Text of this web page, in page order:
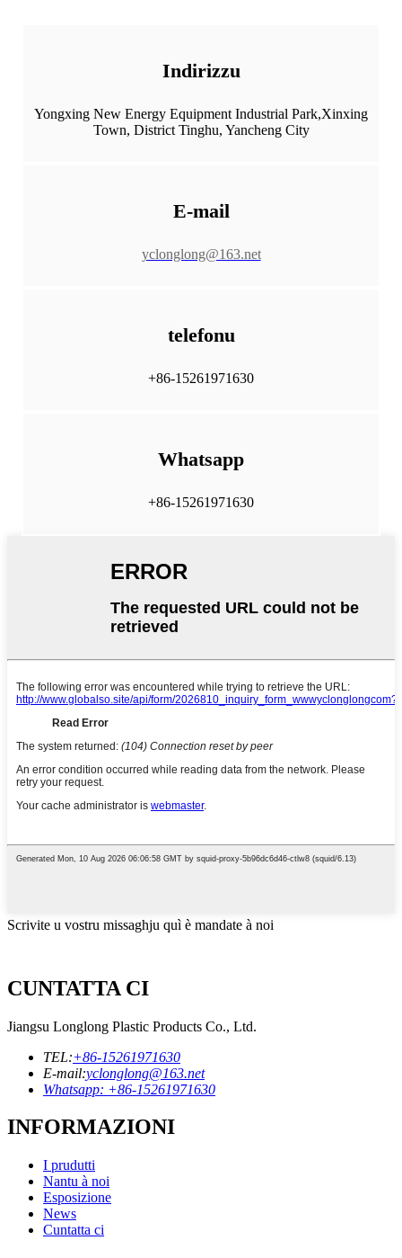
Indirizzu
Yongxing New Energy Equipment Industrial Park,Xinxing
Town, District Tinghu, Yancheng City
E-mail
yclonglong@163.net
telefonu
+86-15261971630
Whatsapp
+86-15261971630
Scrivite u vostru missaghju quì è mandate à noi
CUNTATTA CI
Jiangsu Longlong Plastic Products Co., Ltd.
TEL:+86-15261971630
E-mail:yclonglong@163.net
Whatsapp: +86-15261971630
INFORMAZIONI
I prudutti
Nantu à noi
Esposizione
News
Cuntatta ci